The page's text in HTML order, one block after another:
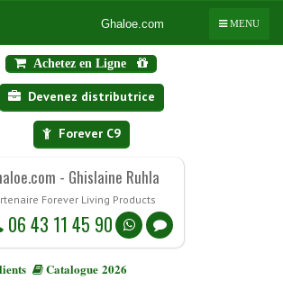
Achetez en Ligne
Devenez distributrice
Forever C9
- Ghislaine Ruhla
Forever Living Products
06 43 11 45 90
Catalogue 2026
MENU
Ghaloe.com